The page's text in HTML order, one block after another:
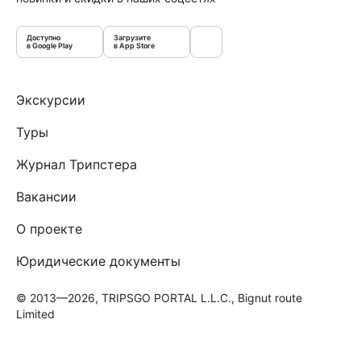
Доступно
в Google Play
Загрузите
в App Store
Экскурсии
Туры
Журнал Трипстера
Вакансии
О проекте
Юридические документы
© 2013—2026, TRIPSGO PORTAL L.L.C., Bignut route
Limited